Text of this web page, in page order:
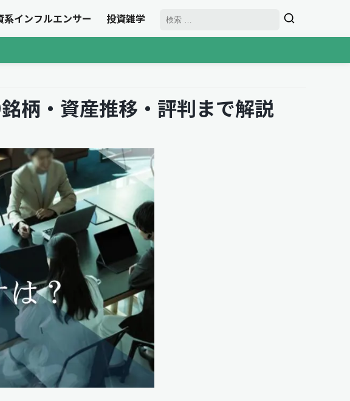
系インフルエンサー 投資雑学
柄・資産推移・評判まで解説